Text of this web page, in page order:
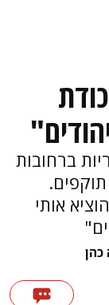
ברחובות
אותי